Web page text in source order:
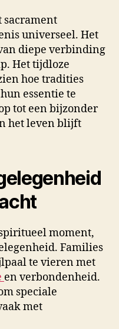
sacrament
universeel. Het
diepe verbinding
Het tijdloze
hoe tradities
essentie te
tot een bijzonder
het leven blijft
moment,
Families
te vieren met
en verbondenheid.
speciale
met